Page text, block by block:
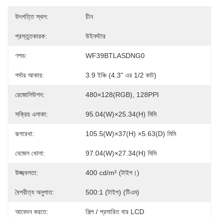
উৎপত্তি স্থল: চীন
প্রস্তুতকারক: উইনস্টার
ণশড: WF39BTLASDNG0
পর্দার আকার: 3.9 ইঞ্চি (4.3" এর 1/2 কাট)
রেজোলিউশন: 480×128(RGB), 128PPI
সক্রিয় এলাকা: 95.04(W)×25.34(H) মিমি
রূপরেখা: 105.5(W)×37(H) ×5.63(D) মিমি
বেজেল খোলা: 97.04(W)×27.34(H) মিমি
উজ্জ্বলতা: 400 cd/m² (টাইপ।)
বৈপরীত্য অনুপাত: 500:1 (টাইপ) (টিএম)
আবেদন করতে: শিল্প / প্রসারিত বার LCD